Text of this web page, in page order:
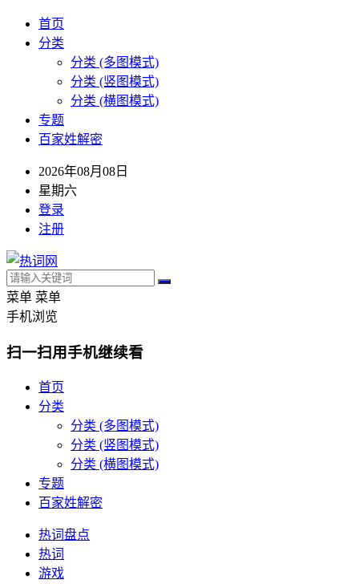
首页
分类
分类 (多图模式)
分类 (竖图模式)
分类 (横图模式)
专题
百家姓解密
2026年08月08日
星期六
登录
注册
菜单 菜单
手机浏览
扫一扫用手机继续看
首页
分类
分类 (多图模式)
分类 (竖图模式)
分类 (横图模式)
专题
百家姓解密
热词盘点
热词
游戏